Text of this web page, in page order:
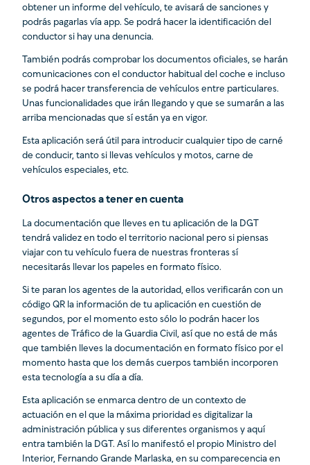
obtener un informe del vehículo, te avisará de sanciones y
podrás pagarlas vía app. Se podrá hacer la identificación del
conductor si hay una denuncia.
También podrás comprobar los documentos oficiales, se harán
comunicaciones con el conductor habitual del coche e incluso
se podrá hacer transferencia de vehículos entre particulares.
Unas funcionalidades que irán llegando y que se sumarán a las
arriba mencionadas que sí están ya en vigor.
Esta aplicación será útil para introducir cualquier tipo de carné
de conducir, tanto si llevas vehículos y motos, carne de
vehículos especiales, etc.
Otros aspectos a tener en cuenta
La documentación que lleves en tu aplicación de la DGT
tendrá validez en todo el territorio nacional pero si piensas
viajar con tu vehículo fuera de nuestras fronteras sí
necesitarás llevar los papeles en formato físico.
Si te paran los agentes de la autoridad, ellos verificarán con un
código QR la información de tu aplicación en cuestión de
segundos, por el momento esto sólo lo podrán hacer los
agentes de Tráfico de la Guardia Civil, así que no está de más
que también lleves la documentación en formato físico por el
momento hasta que los demás cuerpos también incorporen
esta tecnología a su día a día.
Esta aplicación se enmarca dentro de un contexto de
actuación en el que la máxima prioridad es digitalizar la
administración pública y sus diferentes organismos y aquí
entra también la DGT. Así lo manifestó el propio Ministro del
Interior, Fernando Grande Marlaska, en su comparecencia en